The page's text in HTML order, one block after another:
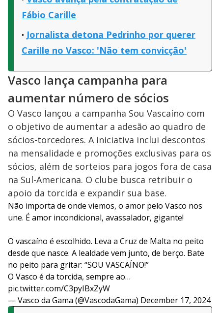
Fábio Carille
Jornalista detona Pedrinho por querer
Carille no Vasco: 'Não tem convicção'
Vasco lança campanha para
aumentar número de sócios
O Vasco lançou a campanha Sou Vascaíno com
o objetivo de aumentar a adesão ao quadro de
sócios-torcedores. A iniciativa inclui descontos
na mensalidade e promoções exclusivas para os
sócios, além de sorteios para jogos fora de casa
na Sul-Americana. O clube busca retribuir o
apoio da torcida e expandir sua base.
Não importa de onde viemos, o amor pelo Vasco nos
une. É amor incondicional, avassalador, gigante!
O vascaíno é escolhido. Leva a Cruz de Malta no peito
desde que nasce. A lealdade vem junto, de berço. Bate
no peito para gritar: “SOU VASCAÍNO!”
O Vasco é da torcida, sempre ao…
pic.twitter.com/C3pyIBxZyW
— Vasco da Gama (@VascodaGama) December 17, 2024